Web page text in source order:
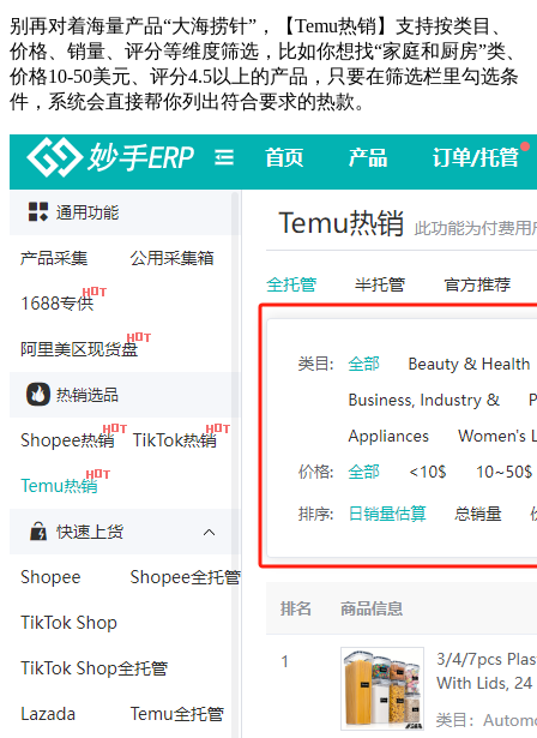
别再对着海量产品“大海捞针”，【Temu热销】支持按类目、
价格、销量、评分等维度筛选，比如你想找“家庭和厨房”类、
价格10-50美元、评分4.5以上的产品，只要在筛选栏里勾选条
件，系统会直接帮你列出符合要求的热款。